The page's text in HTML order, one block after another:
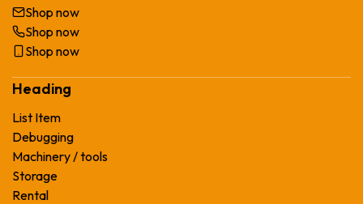
Shop now
Shop now
Shop now
Heading
List Item
Debugging
Machinery / tools
Storage
Rental